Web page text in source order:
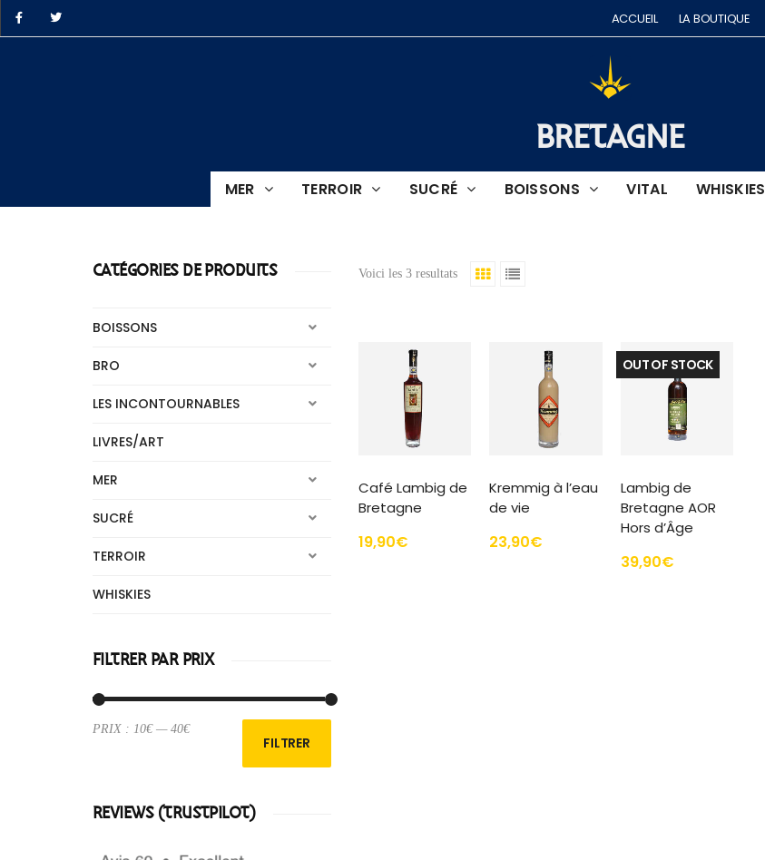
ACCUEIL LA BOUTIQUE
MER TERROIR SUCRÉ BOISSONS VITAL WHISKIES
BRETAGNE
Voici les 3 resultats
Café Lambig de
Bretagne
19,90€
Kremmig à l’eau
de vie
23,90€
OUT OF STOCK
Lambig de
Bretagne AOR
Hors d’Âge
39,90€
CATÉGORIES DE PRODUITS
BOISSONS
BRO
LES INCONTOURNABLES
LIVRES/ART
MER
SUCRÉ
TERROIR
WHISKIES
FILTRER PAR PRIX
min
max
FILTRER
PRIX : 10€— 40€
REVIEWS (TRUSTPILOT)